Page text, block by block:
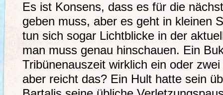
Es ist Konsens, dass es für die
geben muss, aber es geht in kleinen
tun sich sogar Lichtblicke in der
man muss genau hinschauen. Ein
Tribünenauszeit wirklich ein oder
aber reicht das? Ein Hult hatte sein